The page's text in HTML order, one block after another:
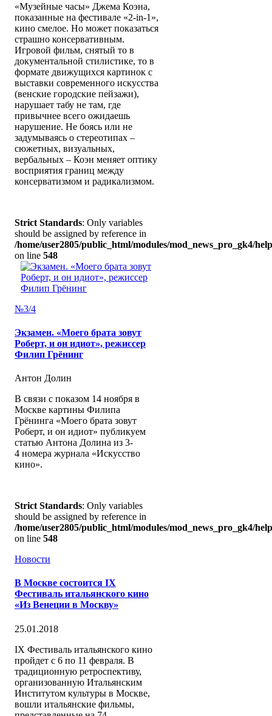
«Музейные часы» Джема Коэна,
показанные на фестивале «2-in-1»,
кино смелое. Но может показаться
страшно консервативным.
Игровой фильм, снятый то в
документальной стилистике, то в
формате движущихся картинок с
выставки современного искусства
(венские городские пейзажи),
нарушает табу не там, где
привычнее всего ожидаешь
нарушение. Не боясь или не
задумываясь о стереотипах –
сюжетных, визуальных,
вербальных – Коэн меняет оптику
восприятия границ между
консерватизмом и радикализмом.
Strict Standards: Only variables
should be assigned by reference in
/home/user2805/public_html/modules/mod_news_pro_gk4/
on line 548
№3/4
Экзамен. «Моего брата зовут
Роберт, и он идиот», режиссер
Филип Грёнинг
Антон Долин
В связи с показом 14 ноября в
Москве картины Филипа
Грёнинга «Моего брата зовут
Роберт, и он идиот» публикуем
статью Антона Долина из 3-
4 номера журнала «Искусство
кино».
Strict Standards: Only variables
should be assigned by reference in
/home/user2805/public_html/modules/mod_news_pro_gk4/
on line 548
Новости
В Москве состоится IX
Фестиваль итальянского кино
«Из Венеции в Москву»
25.01.2018
IX Фестиваль итальянского кино
пройдет с 6 по 11 февраля. В
традиционную ретроспективу,
организованную Итальянским
Институтом культуры в Москве,
вошли итальянские фильмы,